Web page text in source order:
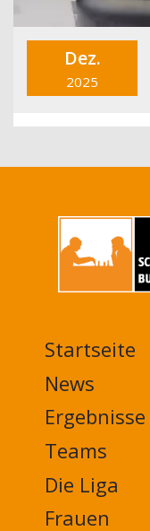
Dez.
2025
MAIN
NAVIGATION
FOOTER
Startseite
News
Ergebnisse
Teams
Die Liga
Frauen